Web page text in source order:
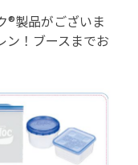
®製品がございま
ン！ブースまでお